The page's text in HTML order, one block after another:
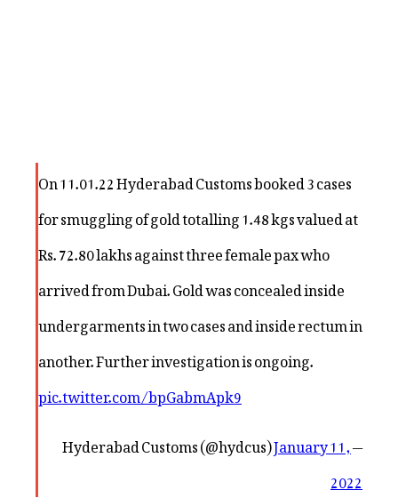
On 11.01.22 Hyderabad Customs booked 3 cases
for smuggling of gold totalling 1.48 kgs valued at
Rs. 72.80 lakhs against three female pax who
arrived from Dubai. Gold was concealed inside
undergarments in two cases and inside rectum in
another. Further investigation is ongoing.
pic.twitter.com/bpGabmApk9
— Hyderabad Customs (@hydcus)
January 11,
2022